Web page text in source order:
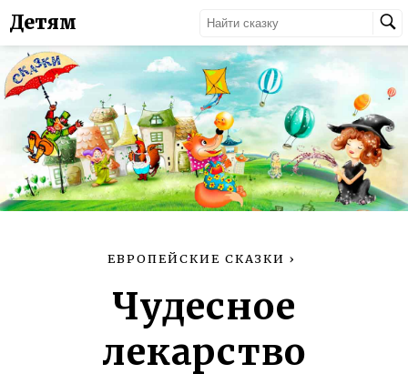
Детям
ЕВРОПЕЙСКИЕ СКАЗКИ ›
Чудесное
лекарство